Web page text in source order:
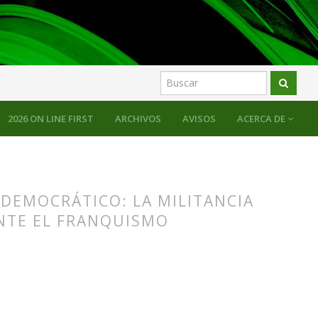
2026 ON LINE FIRST ARCHIVOS AVISOS ACERCA DE
LA MILITANCIA
EL FRANQUISMO